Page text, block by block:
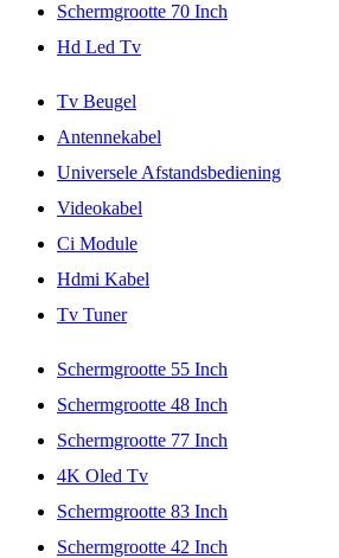
Schermgrootte 70 Inch
Hd Led Tv
Tv Beugel
Antennekabel
Universele Afstandsbediening
Videokabel
Ci Module
Hdmi Kabel
Tv Tuner
Schermgrootte 55 Inch
Schermgrootte 48 Inch
Schermgrootte 77 Inch
4K Oled Tv
Schermgrootte 83 Inch
Schermgrootte 42 Inch